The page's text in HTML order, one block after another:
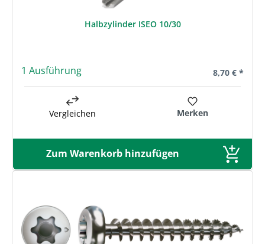
Halbzylinder ISEO 10/30
1 Ausführung Regulärer
8,70 € *
Vergleichen Merken
Zum Warenkorb hinzufügen